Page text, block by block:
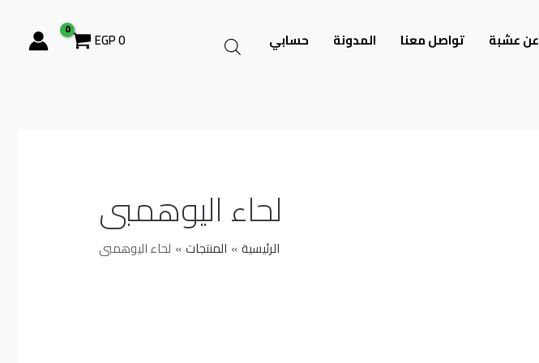
عن عشبة تواصل معنا المدونة حسابي EGP0
لحاء اليوهمبى
الرئيسية المنتجات لحاء اليوهمبى